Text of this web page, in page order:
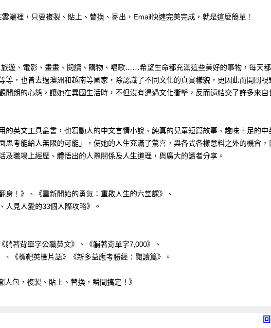
端裡，只要複製、貼上、替換、寄出，Email快速完美完成，就是這麼簡單！
遊、電影、畫畫、閱讀、購物、唱歌……希望生命都充滿這些美好的事物，每天
等，也曾去過澳洲和越南等國家，除認識了不同文化的真實樣貌，更因此而開闊視
開朗的心態，讓她在異國生活時，不但沒有遇過文化衝擊，反而還結交了許多來自
的英文工具叢書，也寫動人的中文言情小說、純真的兒童短篇故事、趣味十足的中
思考能給人無限的可能」，使她的人生充滿了驚喜，與各式各樣意料之外的機會，
及職場上經歷、體悟出的人際關係及人生道理，與廣大的讀者分享。
身！》、《重新開始的勇氣：重啟人生的六堂課》、
人見人愛的33個人際攻略》。
躺著背單字公職英文》、《躺著背單字7,000》、
、《標靶英檢片語》《新多益應考勝經：閱讀篇》。
包，複製、貼上、替換，瞬間搞定！》